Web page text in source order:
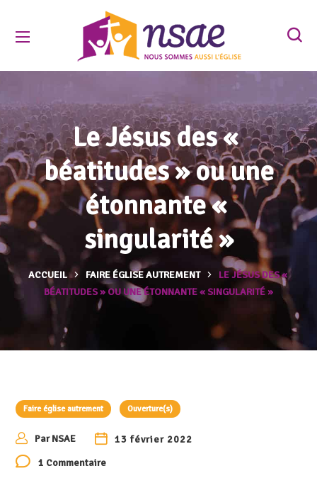
Le Jésus des «
béatitudes » ou une
étonnante «
singularité »
ACCUEIL FAIRE ÉGLISE AUTREMENT
LE JÉSUS DES «
BÉATITUDES » OU UNE ÉTONNANTE « SINGULARITÉ »
Faire église autrement Ouverture(s)
ParNSAE
13 février 2022
1 Commentaire